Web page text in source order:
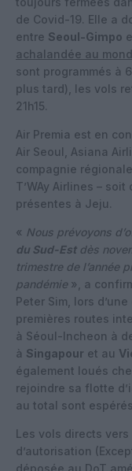
de Covid-19. Elle a
entre Seoul-Gimpo
achalandée au
sont programmés à
plus tard), les vols
21h15.
Air Premia est en
Air Seoul, Asiana
compagnie
T’WAy Airlines –
présentes à Jeju.
« Nous prévoyons
du Sud-Estdès
trimestre de l’année
pandémie », a
Peter Sim, lors
premières routes
à Séoul-Incheon à
à Singapour et au
également loués
rejoindre sa flotte
au total sont
Les vols directs vers
d’autorisation
déposée au DoT